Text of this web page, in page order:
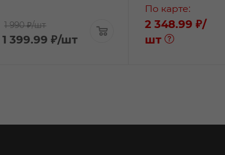
1 990 ₽/шт
1 399.99 ₽/шт
По карте:
2 348.99 ₽/
шт